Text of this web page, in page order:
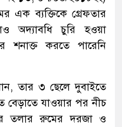
এক ব্যক্তিকে গ্রেফতার
অদ্যাবধি চুরি হওয়া
শনাক্ত করতে পারেনি
তার ৩ ছেলে দুবাইতে
বেড়াতে যাওয়ার পর নীচ
তলার রুমের দরজা ও